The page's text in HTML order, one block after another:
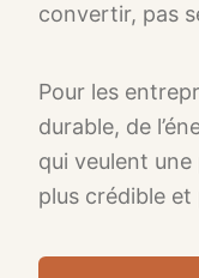
convertir, pas
Pour les
durable, de
qui veulent
plus crédible